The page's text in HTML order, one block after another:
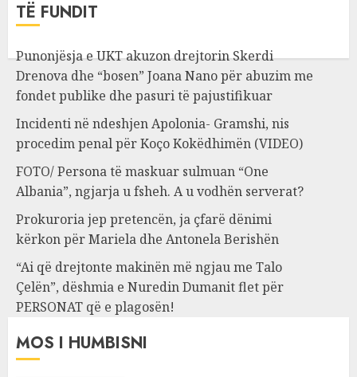
TË FUNDIT
Punonjësja e UKT akuzon drejtorin Skerdi
Drenova dhe “bosen” Joana Nano për abuzim me
fondet publike dhe pasuri të pajustifikuar
Incidenti në ndeshjen Apolonia- Gramshi, nis
procedim penal për Koço Kokëdhimën (VIDEO)
FOTO/ Persona të maskuar sulmuan “One
Albania”, ngjarja u fsheh. A u vodhën serverat?
Prokuroria jep pretencën, ja çfarë dënimi
kërkon për Mariela dhe Antonela Berishën
“Ai që drejtonte makinën më ngjau me Talo
Çelën”, dëshmia e Nuredin Dumanit flet për
PERSONAT që e plagosën!
MOS I HUMBISNI